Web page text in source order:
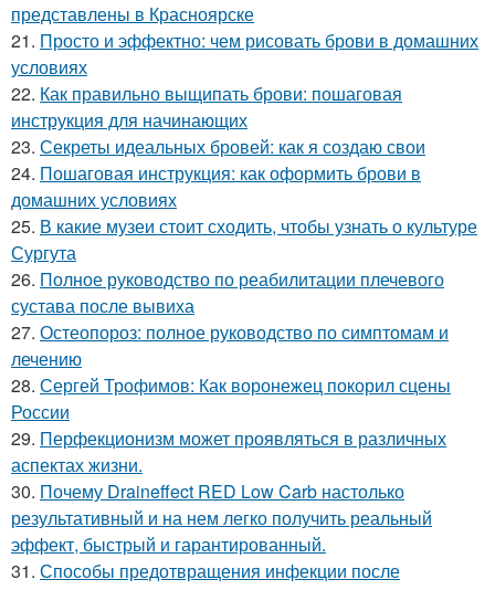
представлены в Красноярске
21. Просто и эффектно: чем рисовать брови в домашних
условиях
22. Как правильно выщипать брови: пошаговая
инструкция для начинающих
23. Секреты идеальных бровей: как я создаю свои
24. Пошаговая инструкция: как оформить брови в
домашних условиях
25. В какие музеи стоит сходить, чтобы узнать о культуре
Сургута
26. Полное руководство по реабилитации плечевого
сустава после вывиха
27. Остеопороз: полное руководство по симптомам и
лечению
28. Сергей Трофимов: Как воронежец покорил сцены
России
29. Перфекционизм может проявляться в различных
аспектах жизни.
30. Почему Draineffect RED Low Carb настолько
результативный и на нем легко получить реальный
эффект, быстрый и гарантированный.
31. Способы предотвращения инфекции после